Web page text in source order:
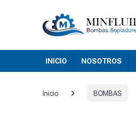
INICIO NOSOTROS
Inicio BOMBAS